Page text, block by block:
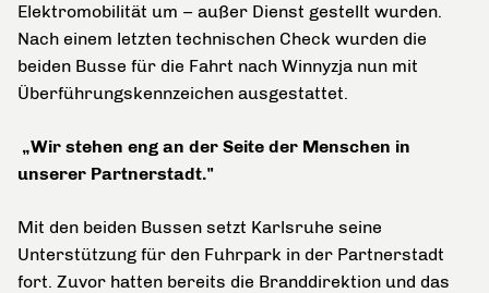
Elektromobilität um – außer Dienst gestellt wurden.
Nach einem letzten technischen Check wurden die
beiden Busse für die Fahrt nach Winnyzja nun mit
Überführungskennzeichen ausgestattet.
„Wir stehen eng an der Seite der Menschen in
unserer Partnerstadt."
Mit den beiden Bussen setzt Karlsruhe seine
Unterstützung für den Fuhrpark in der Partnerstadt
fort. Zuvor hatten bereits die Branddirektion und das